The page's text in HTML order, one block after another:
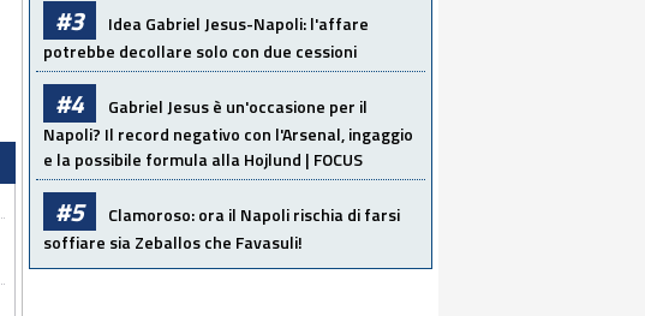
#3
Idea Gabriel Jesus-Napoli: l'affare
potrebbe decollare solo con due cessioni
#4
Gabriel Jesus è un'occasione per il
Napoli? Il record negativo con l'Arsenal, ingaggio
e la possibile formula alla Hojlund | FOCUS
#5
Clamoroso: ora il Napoli rischia di farsi
soffiare sia Zeballos che Favasuli!